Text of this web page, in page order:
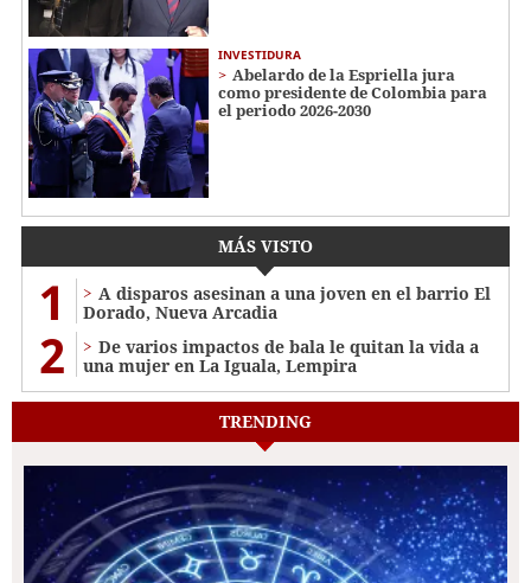
INVESTIDURA
Abelardo de la Espriella jura
como presidente de Colombia para
el periodo 2026-2030
MÁS VISTO
1
A disparos asesinan a una joven en el barrio El
Dorado, Nueva Arcadia
2
De varios impactos de bala le quitan la vida a
una mujer en La Iguala, Lempira
TRENDING